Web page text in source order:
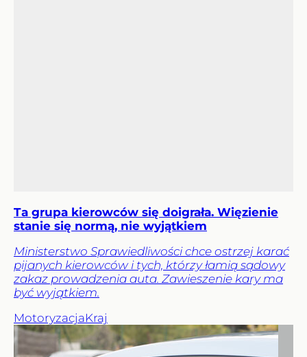
Ta grupa kierowców się doigrała. Więzienie
stanie się normą, nie wyjątkiem
Ministerstwo Sprawiedliwości chce ostrzej karać
pijanych kierowców i tych, którzy łamią sądowy
zakaz prowadzenia auta. Zawieszenie kary ma
być wyjątkiem.
MotoryzacjaKraj